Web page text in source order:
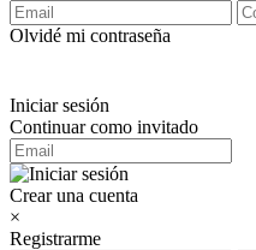
Olvidé mi contraseña
Iniciar sesión
Continuar como invitado
Crear una cuenta
×
Registrarme